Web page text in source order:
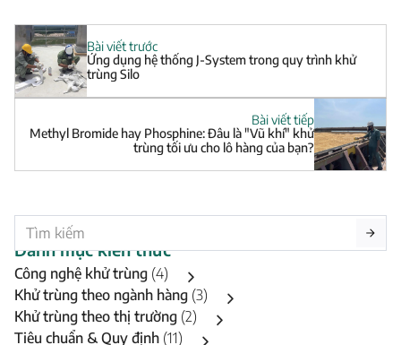
Bài viết trước
Ứng dụng hệ thống J-System trong quy trình khử
trùng Silo
Bài viết tiếp
Methyl Bromide hay Phosphine: Đâu là "Vũ khí" khử
trùng tối ưu cho lô hàng của bạn?
Danh mục kiến thức
Công nghệ khử trùng (4)
Khử trùng theo ngành hàng (3)
Khử trùng theo thị trường (2)
Tiêu chuẩn & Quy định (11)